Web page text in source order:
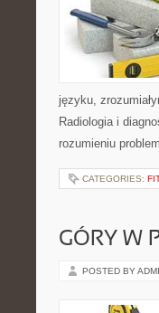
języku,
Radiologia i
rozumieniu
CATEGORIES:
GÓRY W
POSTED BY